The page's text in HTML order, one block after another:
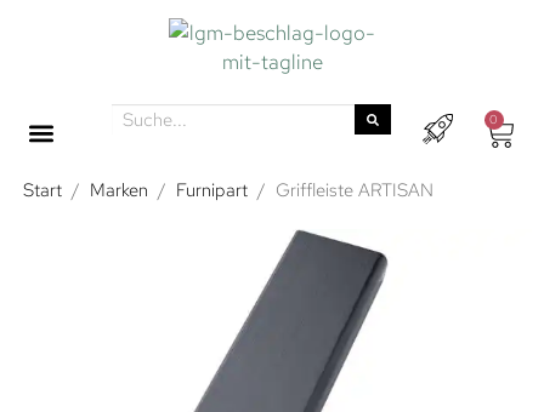
0
Start / Marken / Furnipart / Griffleiste ARTISAN